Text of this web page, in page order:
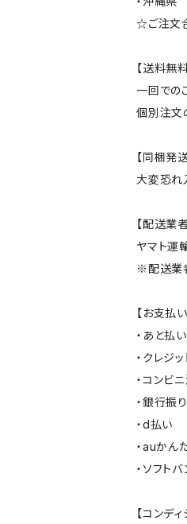
☆ご注文
【送料無
一回での
個別注文
【同梱発
大変恐れ
【配送業者
ヤマト運
※配送業
【お支払
・あと払
・クレジ
・コンビ
・銀行振
・d払い
・auかん
・ソフト
【コンデ